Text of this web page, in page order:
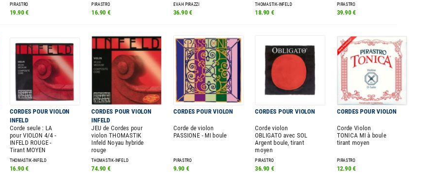
PIRASTRO PIRASTRO EVAH PIRAZZI THOMASTIK-INFELD PIRASTRO
19.90 € 16.90 € 36.90 € 18.90 € 39.90 €
CORDES POUR VIOLON
INFELD
CORDES POUR VIOLON
INFELD
CORDES POUR VIOLON CORDES POUR VIOLON CORDES POUR VIOLON
Corde seule : LA
pour VIOLON 4/4 -
INFELD ROUGE -
Tirant MOYEN
JEU de Cordes pour
violon THOMASTIK
Infeld Noyau hybride
rouge
Corde de violon
PASSIONE - MI boule
Corde violon
OBLIGATO avec SOL
Argent boule, tirant
moyen
Corde Violon
TONICA MI à boule
tirant moyen
THOMASTIK-INFELD THOMASTIK-INFELD PIRASTRO PIRASTRO PIRASTRO
16.90 € 74.90 € 9.90 € 36.90 € 12.90 €